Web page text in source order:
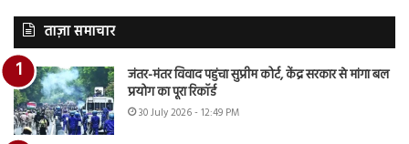
ताज़ा समाचार
जंतर-मंतर विवाद पहुंचा सुप्रीम कोर्ट, केंद्र सरकार से मांगा बल
प्रयोग का पूरा रिकॉर्ड
30 July 2026 - 12:49 PM